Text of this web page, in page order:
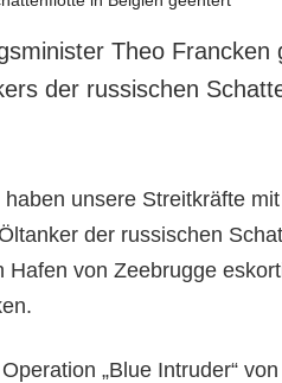
Theo Francken
der russischen
unsere Streitkräfte
der russischen
Hafen von Zeebrugge
„Blue Intruder“